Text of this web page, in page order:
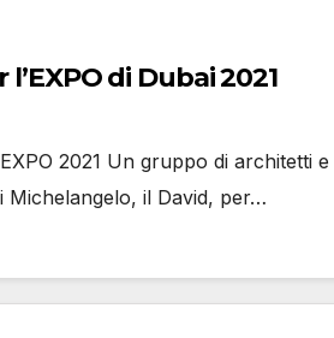
in 3d per l’EXPO di Dubai 2021
2021 Un gruppo di architetti e
Michelangelo, il David, per…